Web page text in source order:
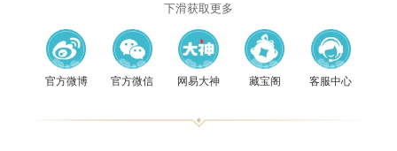
下滑获取更多
官方微博 官方微信 网易大神 藏宝阁 客服中心